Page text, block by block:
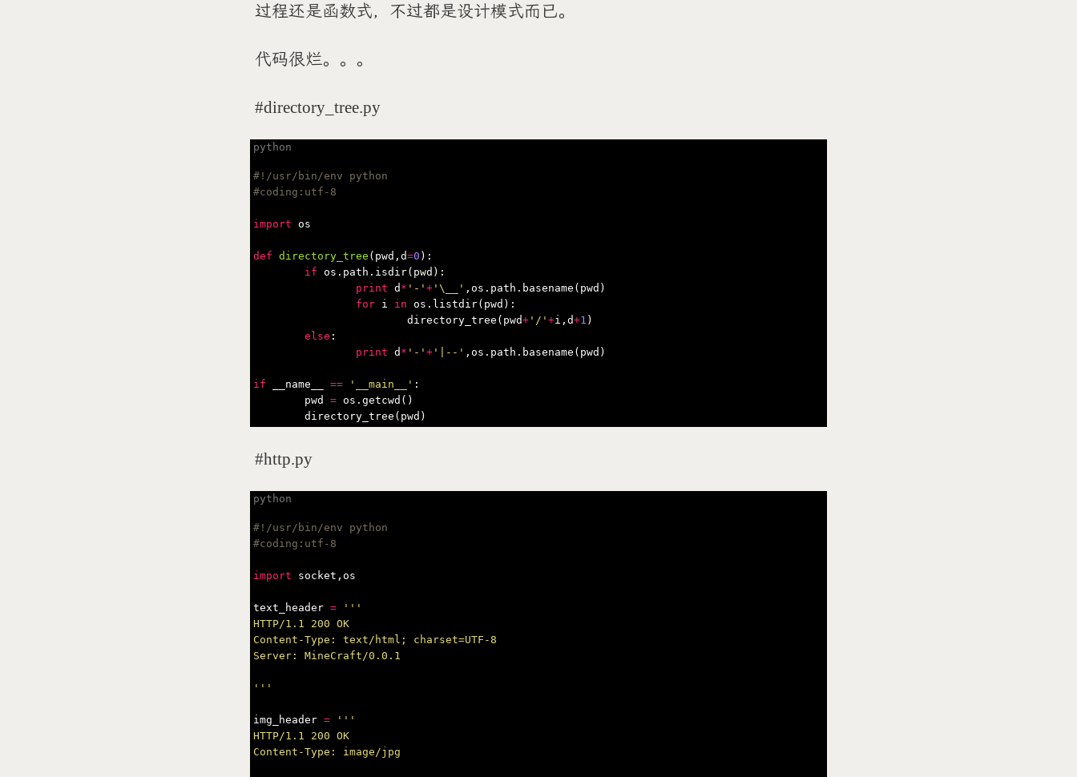
过程还是函数式，不过都是设计模式而已。
代码很烂。。。
#directory_tree.py
#!/usr/bin/env python
import os
def directory_tree ( pwd , d=0 ):
if os . path . isdir( pwd ):
print d * '-' + '\__' , os . path . basename ( pwd )
for i in os . listdir( pwd ):
directory_tree ( pwd+ '/' +i , d+1 )
else :
print d * '-' + '|--' , os . path . basename ( pwd )
if __name__ == '__main__' :
pwd
= os . getcwd ()
directory_tree ( pwd )
#http.py
#!/usr/bin/env python
import socket , os
text_header =
'''
HTTP/1.1 200 OK
Content-Type: text/html; charset=UTF-8
Server: MineCraft/0.0.1
'''
img_header =
'''
HTTP/1.1 200 OK
Content-Type: image/jpg